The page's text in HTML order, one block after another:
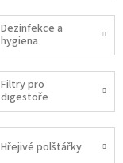
Dezinfekce a
hygiena
Filtry pro
digestoře
Hřejivé polštářky